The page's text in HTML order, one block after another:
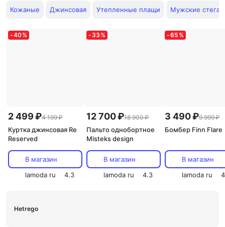
Кожаные Джинсовая Утепленные плащи Мужские
-40%
2 499 ₽4 199 ₽
Куртка джинсовая Re
Reserved
В магазин
lamoda ru
4.3
- 33 %
12 700 ₽18 900 ₽
Пальто однобортное
Misteks design
В магазин
lamoda ru
4.3
-65 %
3 490 ₽9 999 ₽
Бомбер Finn Flare
В магазин
lamoda ru
Hetrego